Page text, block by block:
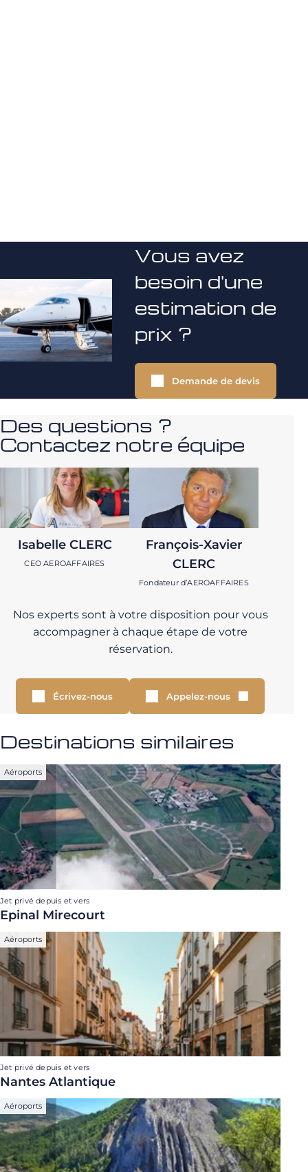
Vous avez
besoin d'une
estimation de
prix ?
Demande de devis
Des questions ?
Contactez notre équipe
Isabelle CLERC
CEO AEROAFFAIRES
François-Xavier
CLERC
Fondateur d’AEROAFFAIRES
Nos experts sont à votre disposition pour vous
accompagner à chaque étape de votre
réservation.
Écrivez-nous Appelez-nous
Destinations similaires
Aéroports
Jet privé depuis et vers
Epinal Mirecourt
Aéroports
Jet privé depuis et vers
Nantes Atlantique
Aéroports